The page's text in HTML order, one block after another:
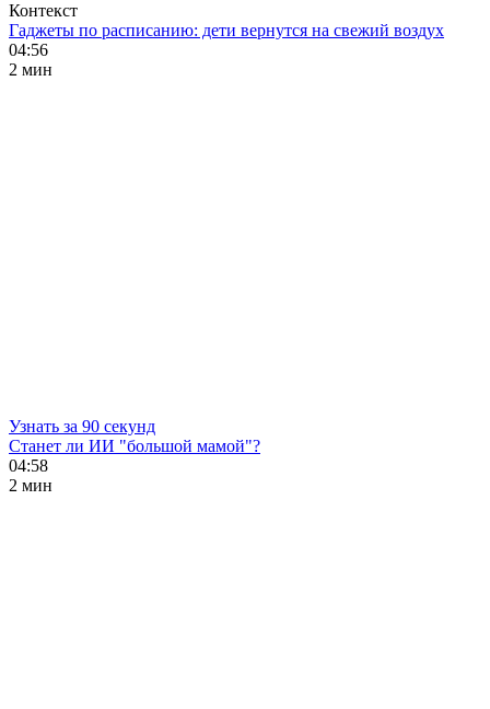
Контекст
Гаджеты по расписанию: дети вернутся на свежий воздух
04:56
2 мин
Узнать за 90 секунд
Станет ли ИИ "большой мамой"?
04:58
2 мин